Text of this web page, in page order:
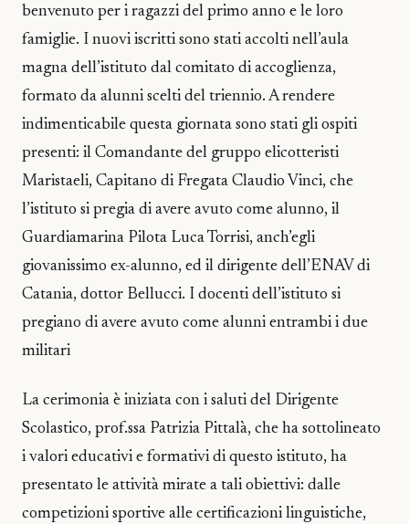
benvenuto per i ragazzi del primo anno e le loro
famiglie. I nuovi iscritti sono stati accolti nell’aula
magna dell’istituto dal comitato di accoglienza,
formato da alunni scelti del triennio. A rendere
indimenticabile questa giornata sono stati gli ospiti
presenti: il Comandante del gruppo elicotteristi
Maristaeli, Capitano di Fregata Claudio Vinci, che
l’istituto si pregia di avere avuto come alunno, il
Guardiamarina Pilota Luca Torrisi, anch’egli
giovanissimo ex-alunno, ed il dirigente dell’ENAV di
Catania, dottor Bellucci. I docenti dell’istituto si
pregiano di avere avuto come alunni entrambi i due
militari
La cerimonia è iniziata con i saluti del Dirigente
Scolastico, prof.ssa Patrizia Pittalà, che ha sottolineato
i valori educativi e formativi di questo istituto, ha
presentato le attività mirate a tali obiettivi: dalle
competizioni sportive alle certificazioni linguistiche,